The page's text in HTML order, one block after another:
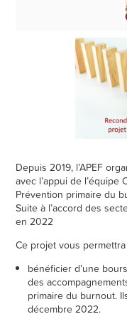
Depuis 2019, l’APEF
avec l’appui de
Prévention primaire du
Suite à l’accord des
en 2022
Ce projet vous
bénéficier d’une
des
primaire du burnout.
décembre 2022.